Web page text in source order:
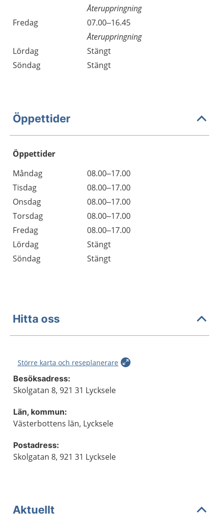
Återuppringning
Fredag
07.00–16.45
Återuppringning
Lördag
Stängt
Söndag
Stängt
Öppettider
Öppettider
Dag
Öppettider
Kommentarer
Måndag
08.00–17.00
Tisdag
08.00–17.00
Onsdag
08.00–17.00
Torsdag
08.00–17.00
Fredag
08.00–17.00
Lördag
Stängt
Söndag
Stängt
Hitta oss
Större karta och reseplanerare
Besöksadress:
Skolgatan 8, 921 31 Lycksele
Län, kommun:
Västerbottens län, Lycksele
Postadress:
Skolgatan 8, 921 31 Lycksele
Aktuellt